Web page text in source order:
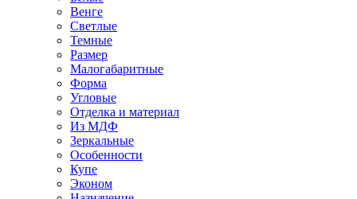
Венге
Светлые
Темные
Размер
Малогабаритные
Форма
Угловые
Отделка и материал
Из МДФ
Зеркальные
Особенности
Купе
Эконом